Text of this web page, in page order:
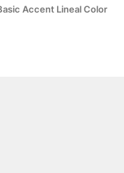
Accent Lineal Color